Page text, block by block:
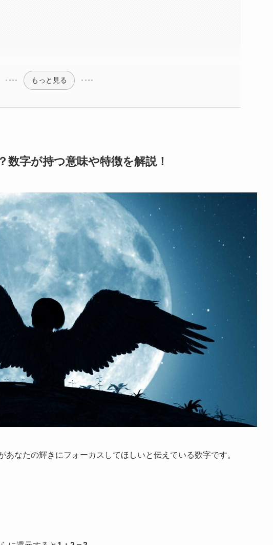
もっと見る
字が持つ意味や特徴を解説！
あなたの輝きにフォーカスしてほしいと伝えている数字です。